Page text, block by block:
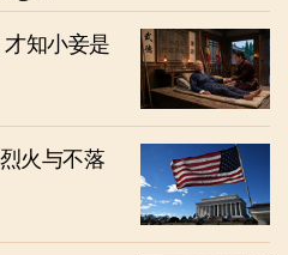
才知小妾是
火与不落